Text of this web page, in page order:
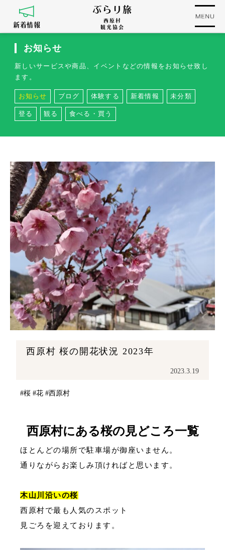
ぶらり旅
西原村
観光協会
新着情報
お知らせ
新しいサービスや商品、イベントなどの情報をお知らせ致し
ます。
お知らせ ブログ 体験する 新着情報 未分類
登る 観る 食べる・買う
西原村 桜の開花状況 2023年
2023.3.19
#桜 #花 #西原村
西原村にある桜の見どころ一覧
ほとんどの場所で駐車場が御座いません。
通りながらお楽しみ頂ければと思います。
木山川沿いの桜
西原村で最も人気のスポット
見ごろを迎えております。